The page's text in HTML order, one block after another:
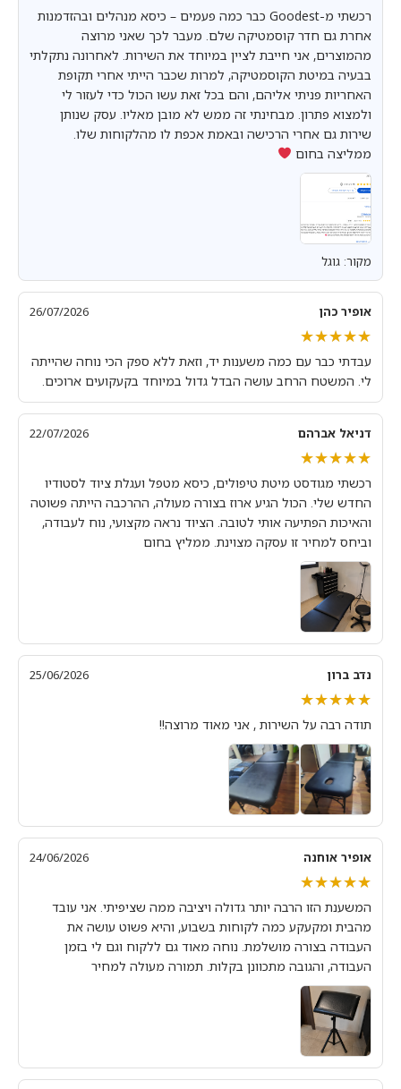
רכשתי מ-Goodest כבר כמה פעמים – כיסא מנהלים ובהזדמנות
אחרת גם חדר קוסמטיקה שלם. מעבר לכך שאני מרוצה
מהמוצרים, אני חייבת לציין במיוחד את השירות. לאחרונה נתקלתי
בבעיה במיטת הקוסמטיקה, למרות שכבר הייתי אחרי תקופת
האחריות פניתי אליהם, והם בכל זאת עשו הכול כדי לעזור לי
ולמצוא פתרון. מבחינתי זה ממש לא מובן מאליו. עסק שנותן
שירות גם אחרי הרכישה ובאמת אכפת לו מהלקוחות שלו.
ממליצה בחום
מקור: גוגל
אופיר כהן 26/07/2026
★★★★★
★★★★★
עבדתי כבר עם כמה משענות יד, וזאת ללא ספק הכי נוחה שהייתה
לי. המשטח הרחב עושה הבדל גדול במיוחד בקעקועים ארוכים.
דניאל אברהם 22/07/2026
★★★★★
★★★★★
רכשתי מגודסט מיטת טיפולים, כיסא מטפל ועגלת ציוד לסטודיו
החדש שלי. הכול הגיע ארוז בצורה מעולה, ההרכבה הייתה פשוטה
והאיכות הפתיעה אותי לטובה. הציוד נראה מקצועי, נוח לעבודה,
וביחס למחיר זו עסקה מצוינת. ממליץ בחום
נדב ברון 25/06/2026
★★★★★
★★★★★
תודה רבה על השירות , אני מאוד מרוצה!!
אופיר אוחנה 24/06/2026
★★★★★
★★★★★
המשענת הזו הרבה יותר גדולה ויציבה ממה שציפיתי. אני עובד
מהבית ומקעקע כמה לקוחות בשבוע, והיא פשוט עושה את
העבודה בצורה מושלמת. נוחה מאוד גם ללקוח וגם לי בזמן
העבודה, והגובה מתכוונן בקלות. תמורה מעולה למחיר